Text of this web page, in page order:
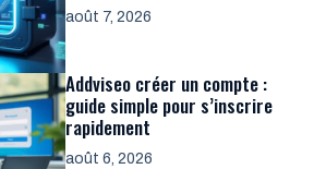
août 7, 2026
Addviseo créer un compte :
guide simple pour s’inscrire
rapidement
août 6, 2026